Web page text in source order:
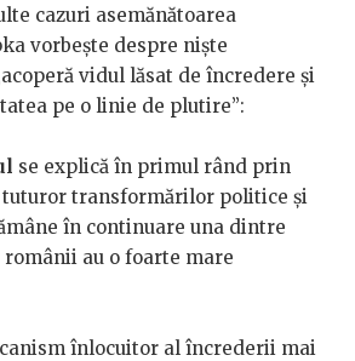
cazuri asemănătoarea
vorbește despre niște
vidul lăsat de încredere și
pe o linie de plutire”:
se explică în primul rând prin
tuturor transformărilor politice și
în continuare una dintre
au o foarte mare
înlocuitor al încrederii mai